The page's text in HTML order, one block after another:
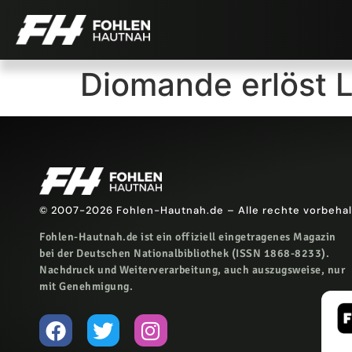
Diomande erlöst
© 2007-2026 Fohlen-Hautnah.de – Alle rechte
Fohlen-Hautnah.de ist ein offiziell eingetragenes Magazin
bei der Deutschen Nationalbibliothek (ISSN 1868-8233).
Nachdruck und Weiterverarbeitung, auch auszugsweise, nur
mit Genehmigung.